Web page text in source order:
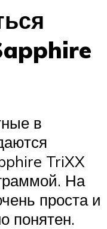
в
TriXX
На
проста и
понятен.